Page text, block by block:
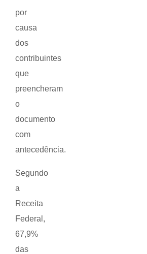
por
causa
dos
contribuintes
que
preencheram
o
documento
com
antecedência.
Segundo
a
Receita
Federal,
67,9%
das